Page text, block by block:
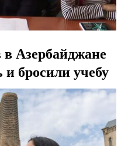
в Азербайджане
и бросили учебу